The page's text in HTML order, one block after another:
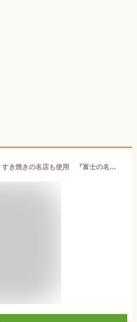
【富士山麓・高級ブランド卵】すき焼きの名店も使用 『富士の名月』(20個入) お取り寄せ/ギフト